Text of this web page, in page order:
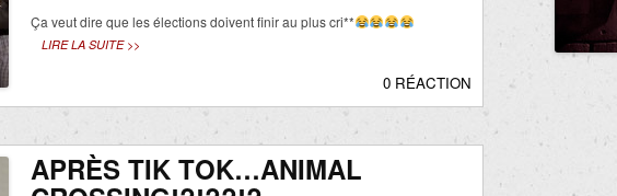
Ça veut dire que les élections doivent finir au plus cri**
LIRE LA SUITE >>
0 RÉACTION
APRÈS TIK TOK…ANIMAL